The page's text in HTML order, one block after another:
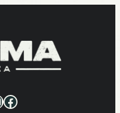
Facebook